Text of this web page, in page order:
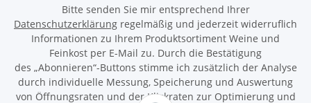
Bitte senden Sie mir entsprechend Ihrer
Datenschutzerklärung regelmäßig und jederzeit widerruflich
Informationen zu Ihrem Produktsortiment Weine und
Feinkost per E-Mail zu. Durch die Bestätigung
des „Abonnieren“-Buttons stimme ich zusätzlich der Analyse
durch individuelle Messung, Speicherung und Auswertung
von Öffnungsraten und der Klickraten zur Optimierung und